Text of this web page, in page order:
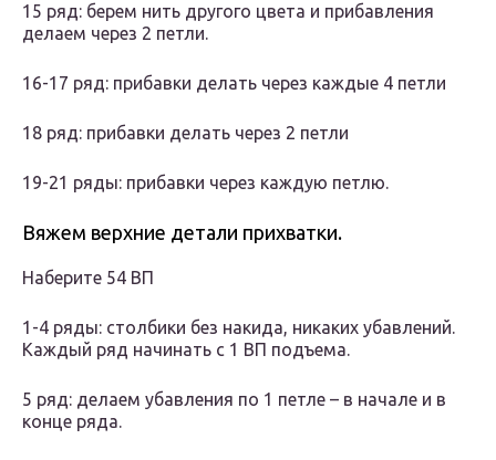
15 ряд: берем нить другого цвета и прибавления
делаем через 2 петли.
16-17 ряд: прибавки делать через каждые 4 петли
18 ряд: прибавки делать через 2 петли
19-21 ряды: прибавки через каждую петлю.
Вяжем верхние детали прихватки.
Наберите 54 ВП
1-4 ряды: столбики без накида, никаких убавлений.
Каждый ряд начинать с 1 ВП подъема.
5 ряд: делаем убавления по 1 петле – в начале и в
конце ряда.